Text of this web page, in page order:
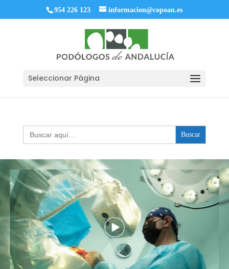
954 226 123 informacion@copoan.es
Seleccionar Página
Buscar: